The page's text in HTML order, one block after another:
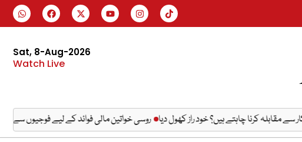
Sat, 8-Aug-2026
Watch Live
کرنا چاہتے ہیں؟ خود راز کھول دیا روسی خواتین مالی فوائد کے لیے فوجیوں سے شادی